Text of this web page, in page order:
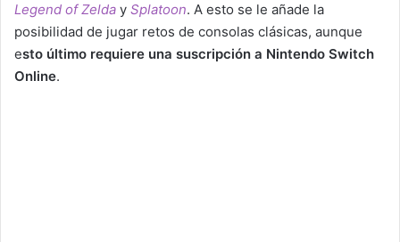
Legend of Zelda y Splatoon. A esto se le añade la
posibilidad de jugar retos de consolas clásicas, aunque
esto último requiere una suscripción a Nintendo Switch
Online.